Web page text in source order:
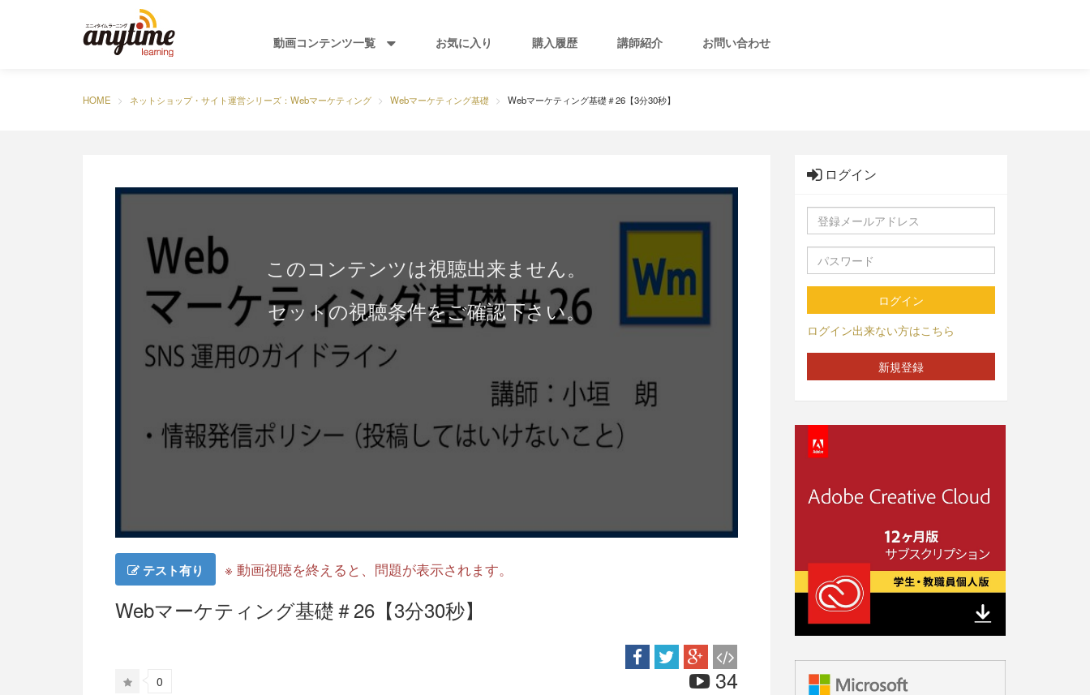
動画コンテンツ一覧 お気に入り 購入履歴 講師紹介 お問い合わせ
HOME ネットショップ・サイト運営シリーズ：Webマーケティング Webマーケティング基礎 Webマーケティング基礎＃26【3分30秒】
このコンテンツは視聴出来ません。
セットの視聴条件をご確認下さい。
テスト有り ※ 動画視聴を終えると、問題が表示されます。
Webマーケティング基礎＃26【3分30秒】
0 34
ログイン
ログイン
ログイン出来ない方はこちら
新規登録